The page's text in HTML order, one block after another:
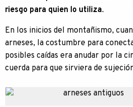
riesgo para quien lo utiliza.
En los inicios del montañismo,
arneses, la costumbre para
posibles caídas era anudar por la
cuerda para que sirviera de